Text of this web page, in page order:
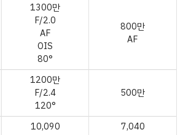
1300만
F/2.0
AF
OIS
80°
800만
AF
1200만
F/2.4
120°
500만
10,090
7,040